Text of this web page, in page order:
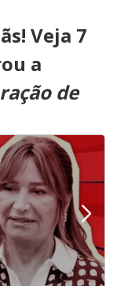
Veja 7
a
de